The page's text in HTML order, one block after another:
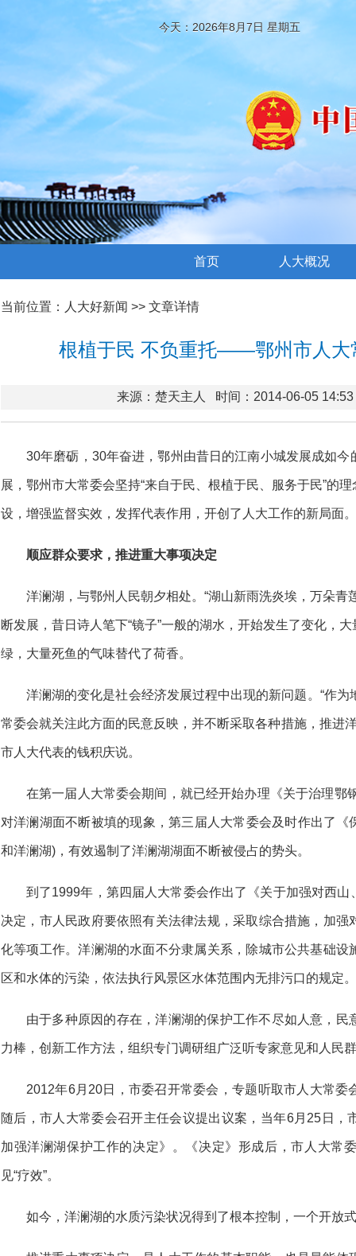
今天：2026年8月7日 星期五
首页 人大概况
当前位置： 人大好新闻 >> 文章详情
根植于民 不负重托——鄂州市人大
来源：楚天主人 时间：2014-06-05 14:53
30年磨砺，30年奋进，鄂州由昔日的江南小城发展成如
展，鄂州市大常委会坚持“来自于民、根植于民、服务于民”的
设，增强监督实效，发挥代表作用，开创了人大工作的新局面。
顺应群众要求，推进重大事项决定
洋澜湖，与鄂州人民朝夕相处。“湖山新雨洗炎埃，万朵青
断发展，昔日诗人笔下“镜子”一般的湖水，开始发生了变化，
绿，大量死鱼的气味替代了荷香。
洋澜湖的变化是社会经济发展过程中出现的新问题。“作
常委会就关注此方面的民意反映，并不断采取各种措施，推进
市人大代表的钱积庆说。
在第一届人大常委会期间，就已经开始办理《关于治理鄂
对洋澜湖面不断被填的现象，第三届人大常委会及时作出了《
和洋澜湖)，有效遏制了洋澜湖湖面不断被侵占的势头。
到了1999年，第四届人大常委会作出了《关于加强对西
决定，市人民政府要依照有关法律法规，采取综合措施，加
化等项工作。洋澜湖的水面不分隶属关系，除城市公共基础
区和水体的污染，依法执行风景区水体范围内无排污口的规定。
由于多种原因的存在，洋澜湖的保护工作不尽如人意，
力棒，创新工作方法，组织专门调研组广泛听专家意见和人民
2012年6月20日，市委召开常委会，专题听取市人大常
随后，市人大常委会召开主任会议提出议案，当年6月25日，
加强洋澜湖保护工作的决定》。《决定》形成后，市人大常
见“疗效”。
如今，洋澜湖的水质污染状况得到了根本控制，一个开放